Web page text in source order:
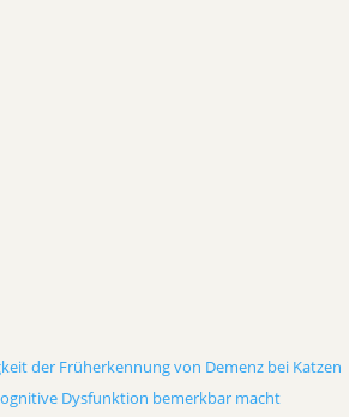
der Früherkennung von Demenz bei Katzen
Dysfunktion bemerkbar macht